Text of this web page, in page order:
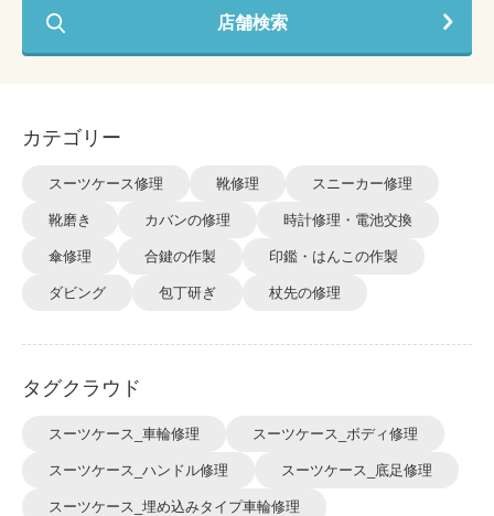
店舗検索
カテゴリー
スーツケース修理 靴修理 スニーカー修理
靴磨き カバンの修理 時計修理・電池交換
傘修理 合鍵の作製 印鑑・はんこの作製
ダビング 包丁研ぎ 杖先の修理
タグクラウド
スーツケース_車輪修理 スーツケース_ボディ修理
スーツケース_ハンドル修理 スーツケース_底足修理
スーツケース_埋め込みタイプ車輪修理